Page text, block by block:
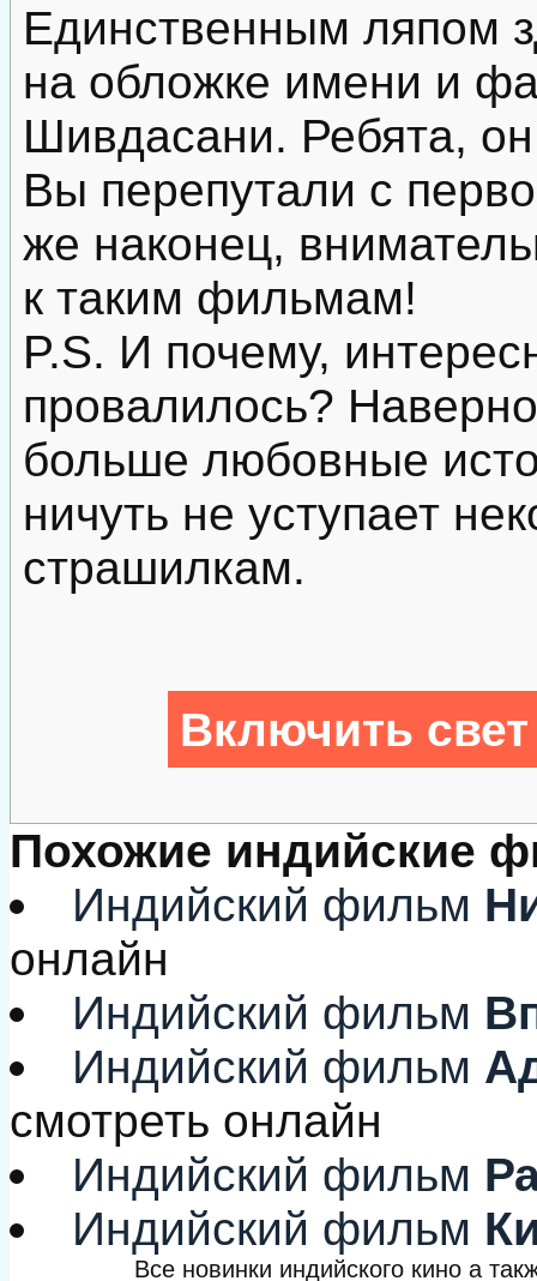
Единственным ляпом
на обложке имени и
Шивдасани. Ребята, он
Вы перепутали с
же наконец,
к таким фильмам!
P.S. И почему,
провалилось?
больше любовные
ничуть не уступает
страшилкам.
Включить
Похожие индийские
Индийский фильм
онлайн
Индийский фильм
Индийский фильм
смотреть онлайн
Индийский фильм
Индийский фильм
Все новинки индийского кино а